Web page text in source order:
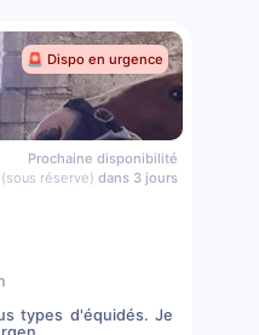
🚨 Dispo en urgence
Prochaine disponibilité
(sous réserve) dans 3 jours
types d'équidés. Je